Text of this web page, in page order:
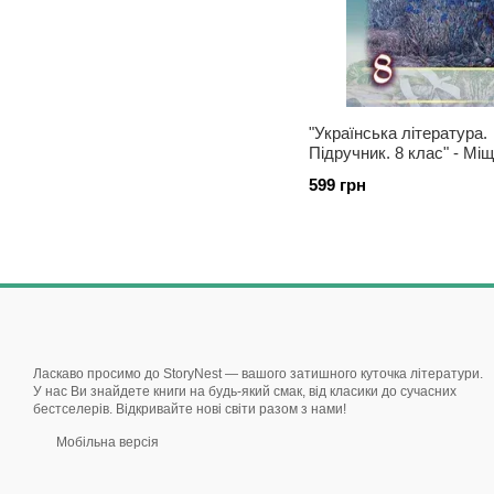
"Українська література.
Підручник. 8 клас" -
599 грн
Ласкаво просимо до StoryNest — вашого затишного куточка літератури.
У нас Ви знайдете книги на будь-який смак, від класики до сучасних
бестселерів. Відкривайте нові світи разом з нами!
Мобільна версія